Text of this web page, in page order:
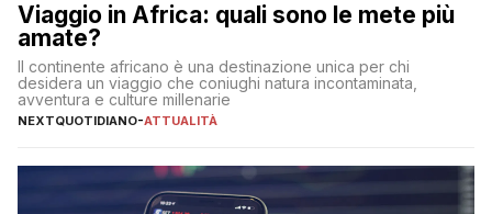
Viaggio in Africa: quali sono le mete più
amate?
Il continente africano è una destinazione unica per chi
desidera un viaggio che coniughi natura incontaminata,
avventura e culture millenarie
NEXTQUOTIDIANO-ATTUALITÀ